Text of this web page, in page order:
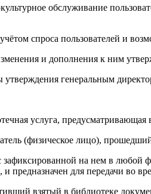
обслуживание
спроса пользователей и
и дополнения к ним
генеральным
услуга,
(физическое лицо),
на нем в любой
предназначен для передачи во
взятый в библиотеке